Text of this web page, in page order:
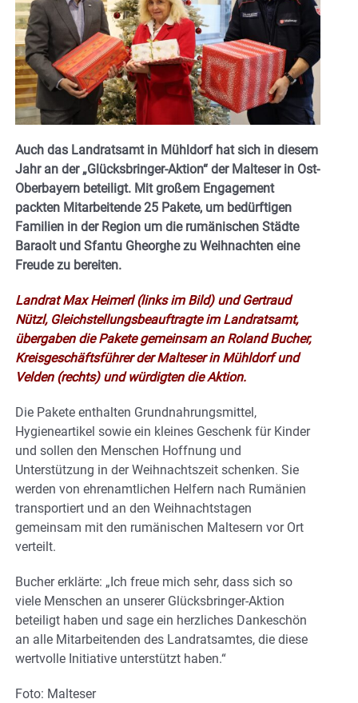
Auch das Landratsamt in Mühldorf hat sich in diesem
Jahr an der „Glücksbringer-Aktion“ der Malteser in Ost-
Oberbayern beteiligt. Mit großem Engagement
packten Mitarbeitende 25 Pakete, um bedürftigen
Familien in der Region um die rumänischen Städte
Baraolt und Sfantu Gheorghe zu Weihnachten eine
Freude zu bereiten.
Landrat Max Heimerl (links im Bild) und Gertraud
Nützl, Gleichstellungsbeauftragte im Landratsamt,
übergaben die Pakete gemeinsam an Roland Bucher,
Kreisgeschäftsführer der Malteser in Mühldorf und
Velden (rechts) und würdigten die Aktion.
Die Pakete enthalten Grundnahrungsmittel,
Hygieneartikel sowie ein kleines Geschenk für Kinder
und sollen den Menschen Hoffnung und
Unterstützung in der Weihnachtszeit schenken. Sie
werden von ehrenamtlichen Helfern nach Rumänien
transportiert und an den Weihnachtstagen
gemeinsam mit den rumänischen Maltesern vor Ort
verteilt.
Bucher erklärte: „Ich freue mich sehr, dass sich so
viele Menschen an unserer Glücksbringer-Aktion
beteiligt haben und sage ein herzliches Dankeschön
an alle Mitarbeitenden des Landratsamtes, die diese
wertvolle Initiative unterstützt haben.“
Foto: Malteser